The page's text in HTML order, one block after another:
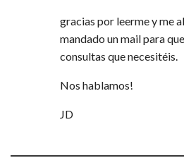
gracias por leerme y me
mandado un mail para
consultas que necesitéis.
Nos hablamos!
JD